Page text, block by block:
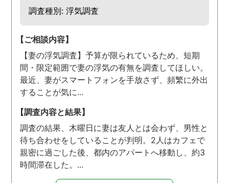
調査種別: 浮気調査
【ご相談内容】
【妻の浮気調査】予算が限られているため、短期
間・限定範囲で妻の浮気の有無を調査してほしい。
最近、妻がスマートフォンを手放さず、頻繁に外出
することが気に...
【調査内容と結果】
調査の結果、木曜日に妻は友人とは会わず、男性と
待ち合わせをしていることが判明。2人はカフェで
親密に過ごした後、都内のアパートへ移動し、約3
時間滞在した。...